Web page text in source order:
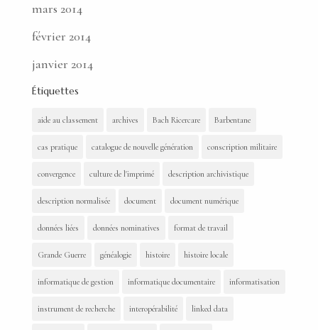
mars 2014
février 2014
janvier 2014
Étiquettes
aide au classement archives Bach Ricercare Barbentane
cas pratique catalogue de nouvelle génération conscription militaire
convergence culture de l'imprimé description archivistique
description normalisée document document numérique
données liées données nominatives format de travail
Grande Guerre généalogie histoire histoire locale
informatique de gestion informatique documentaire informatisation
instrument de recherche interopérabilité linked data